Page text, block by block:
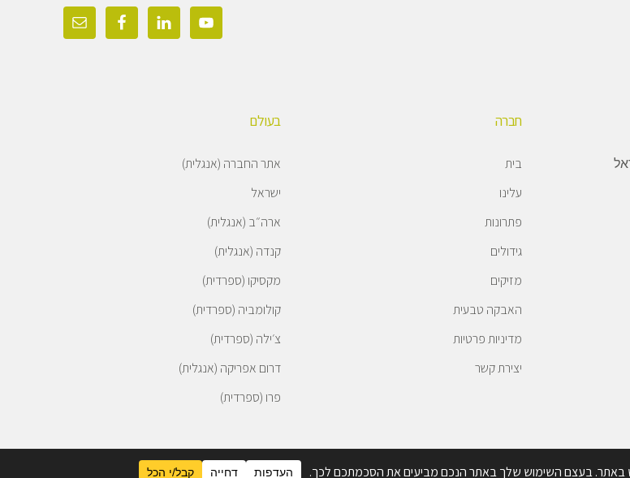
בעולם
אתר החברה (אנגלית)
ישראל
ארה״ב (אנגלית)
קנדה (אנגלית)
מקסיקו (ספרדית)
קולומביה (ספרדית)
צ׳ילה (ספרדית)
דרום אפריקה (אנגלית)
פרו (ספרדית)
חברה
בית
עלינו
פתרונות
גידולים
מזיקים
האבקה טבעית
מדיניות פרטיות
יצירת קשר